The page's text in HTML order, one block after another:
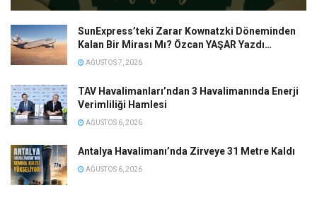
SunExpress’teki Zarar Kownatzki Döneminden
Kalan Bir Mirası Mı? Özcan YAŞAR Yazdı…
AĞUSTOS 7, 2026
TAV Havalimanları’ndan 3 Havalimanında Enerji
Verimliliği Hamlesi
AĞUSTOS 6, 2026
Antalya Havalimanı’nda Zirveye 31 Metre Kaldı
AĞUSTOS 6, 2026